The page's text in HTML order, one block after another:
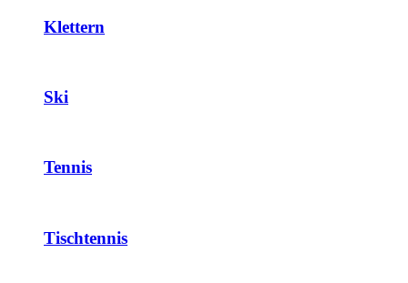
Klettern
Ski
Tennis
Tischtennis